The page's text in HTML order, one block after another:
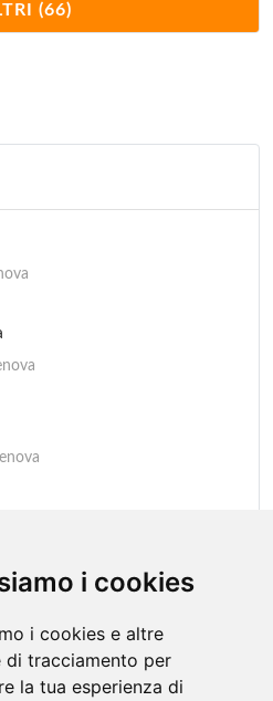
i cookies
i cookies e altre
di tracciamento per
la tua esperienza di
(66)
5, Genova